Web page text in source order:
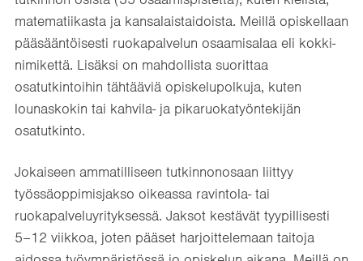
matematiikasta ja kansalaistaidoista. Meillä opiskellaan
pääsääntöisesti ruokapalvelun osaamisalaa eli kokki-
nimikettä. Lisäksi on mahdollista suorittaa
osatutkintoihin tähtääviä opiskelupolkuja, kuten
lounaskokin tai kahvila- ja pikaruokatyöntekijän
osatutkinto.
Jokaiseen ammatilliseen tutkinnonosaan liittyy
työssäoppimisjakso oikeassa ravintola- tai
ruokapalveluyrityksessä. Jaksot kestävät tyypillisesti
5–12 viikkoa, joten pääset harjoittelemaan taitoja